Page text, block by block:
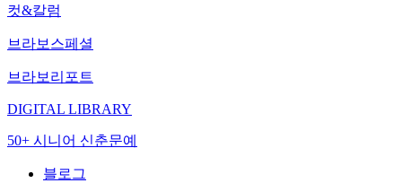
컷&칼럼
브라보스페셜
브라보리포트
DIGITAL LIBRARY
50+ 시니어 신춘문예
블로그